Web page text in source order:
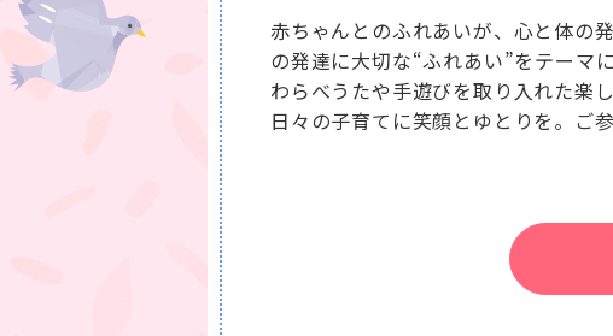
赤ちゃんとのふれあいが、心と体の
の発達に大切な“ふれあい”をテーマ
わらべうたや手遊びを取り入れた楽
日々の子育てに笑顔とゆとりを。ご